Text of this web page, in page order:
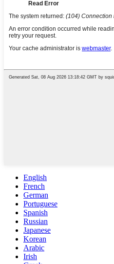
English
French
German
Portuguese
Spanish
Russian
Japanese
Korean
Arabic
Irish